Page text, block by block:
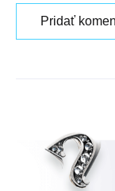
Pridať